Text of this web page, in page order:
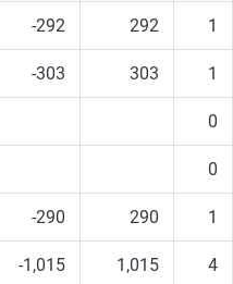
-292 292 1
-303 303 1
0
0
-290 290 1
-1,015 1,015 4